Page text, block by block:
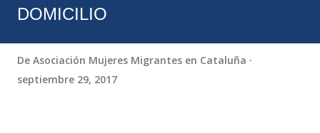
DOMICILIO
De Asociación Mujeres Migrantes en Cataluña
septiembre 29, 2017